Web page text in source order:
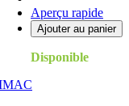
Aperçu rapide
Ajouter au panier
Disponible